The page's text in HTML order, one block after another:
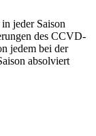
jeder Saison
des CCVD-
jedem bei der
absolviert